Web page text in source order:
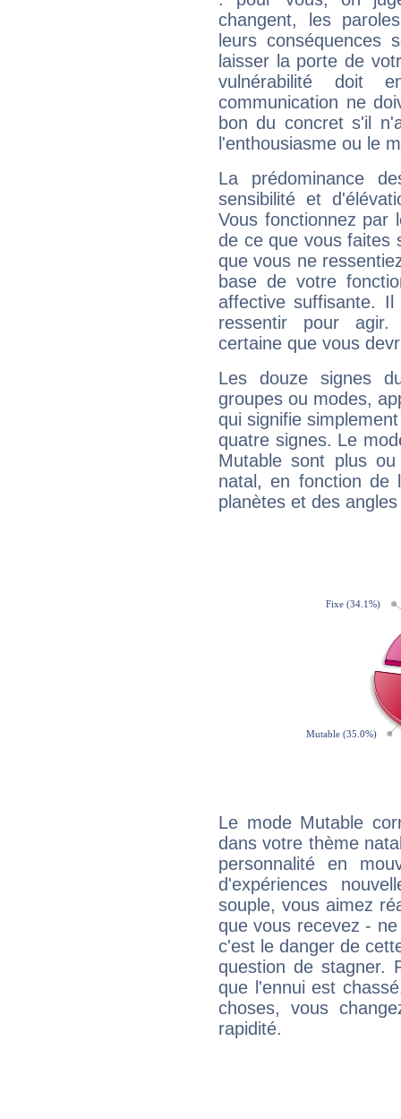
changent, les
leurs conséquences
laisser la porte de
vulnérabilité doit
communication ne
bon du concret s'il
l'enthousiasme ou le
La prédominance
sensibilité et
Vous fonctionnez
de ce que vous faites
que vous ne
base de votre
affective suffisante.
ressentir pour agir.
certaine que vous
Les douze signes
groupes ou modes,
qui signifie
quatre signes. Le
Mutable sont plus
natal, en fonction de
planètes et des
Le mode Mutable
dans votre thème
personnalité en
d'expériences
souple, vous aimez
que vous recevez -
c'est le danger de
question de stagner.
que l'ennui est
choses, vous
rapidité.